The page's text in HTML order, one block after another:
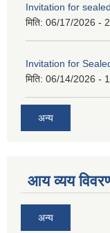
Invitation for
मिति: 06/17/2026 -
Invitation for
मिति: 06/14/2026 -
अन्य
आय व्यय
अन्य